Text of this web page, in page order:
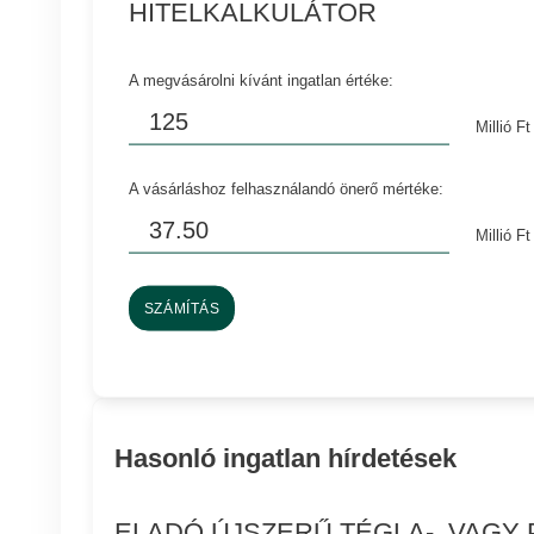
HITELKALKULÁTOR
A megvásárolni kívánt ingatlan értéke:
Millió Ft
A vásárláshoz felhasználandó önerő mértéke:
Millió Ft
SZÁMÍTÁS
Hasonló ingatlan hírdetések